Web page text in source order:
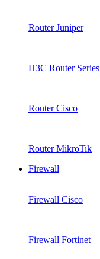
Router Juniper
H3C Router Series
Router Cisco
Router MikroTik
Firewall
Firewall Cisco
Firewall Fortinet